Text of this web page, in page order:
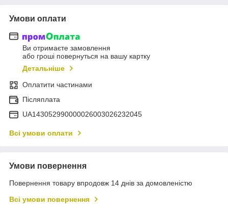
Умови оплати
Ви отримаєте замовлення
або гроші повернуться на вашу картку
Детальніше
Оплатити частинами
Післяплата
UA143052990000026003026232045
Всі умови оплати
Умови повернення
Повернення товару впродовж 14 днів за домовленістю
Всі умови повернення